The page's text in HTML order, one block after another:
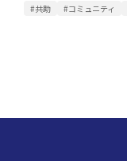
#共助 #コミュニティ